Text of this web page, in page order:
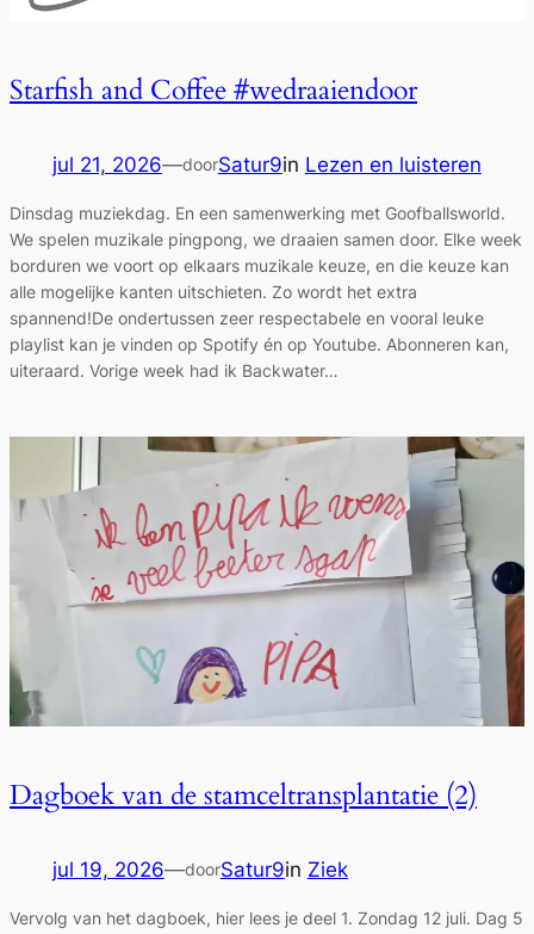
Starfish and Coffee #wedraaiendoor
jul 21, 2026—doorSatur9in Lezen en luisteren
Dinsdag muziekdag. En een samenwerking met Goofballsworld.
We spelen muzikale pingpong, we draaien samen door. Elke week
borduren we voort op elkaars muzikale keuze, en die keuze kan
alle mogelijke kanten uitschieten. Zo wordt het extra
spannend!De ondertussen zeer respectabele en vooral leuke
playlist kan je vinden op Spotify én op Youtube. Abonneren kan,
uiteraard. Vorige week had ik Backwater…
Dagboek van de stamceltransplantatie (2)
jul 19, 2026—doorSatur9in Ziek
Vervolg van het dagboek, hier lees je deel 1. Zondag 12 juli. Dag 5